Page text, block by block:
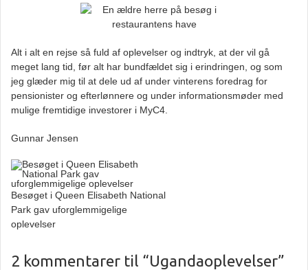
Alt i alt en rejse så fuld af oplevelser og indtryk, at der vil gå
meget lang tid, før alt har bundfældet sig i erindringen, og som
jeg glæder mig til at dele ud af under vinterens foredrag for
pensionister og efterlønnere og under informationsmøder med
mulige fremtidige investorer i MyC4.
Gunnar Jensen
Besøget i Queen Elisabeth National
Park gav uforglemmigelige
oplevelser
2 kommentarer til “Ugandaoplevelser”